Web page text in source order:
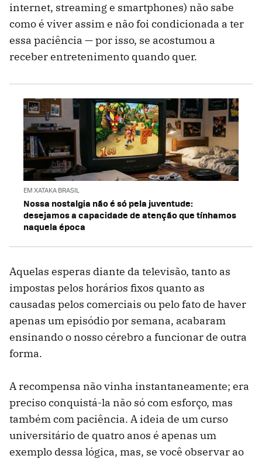
internet, streaming e smartphones) não sabe
como é viver assim e não foi condicionada a ter
essa paciência — por isso, se acostumou a
receber entretenimento quando quer.
EM XATAKA BRASIL
Nossa nostalgia não é só pela juventude:
desejamos a capacidade de atenção que tínhamos
naquela época
Aquelas esperas diante da televisão, tanto as
impostas pelos horários fixos quanto as
causadas pelos comerciais ou pelo fato de haver
apenas um episódio por semana, acabaram
ensinando o nosso cérebro a funcionar de outra
forma.
A recompensa não vinha instantaneamente; era
preciso conquistá-la não só com esforço, mas
também com paciência. A ideia de um curso
universitário de quatro anos é apenas um
exemplo dessa lógica, mas, se você observar ao